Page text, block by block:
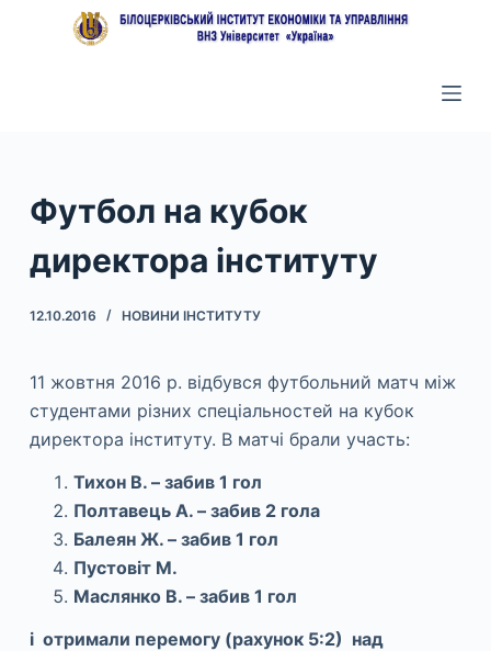
в
м
Футбол на кубок
директора інституту
12.10.2016 НОВИНИ ІНСТИТУТУ
11 жовтня 2016 р. відбувся футбольний матч між
студентами різних спеціальностей на кубок
директора інституту. В матчі брали участь:
Тихон В. – забив 1 гол
Полтавець А. – забив 2 гола
Балеян Ж. – забив 1 гол
Пустовіт М.
Маслянко В. – забив 1 гол
і отримали перемогу (рахунок 5:2) над